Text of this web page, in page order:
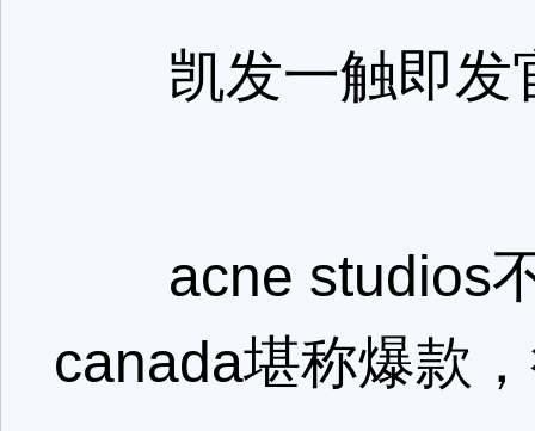
凯发一触即发
acne studios不
canada堪称爆款